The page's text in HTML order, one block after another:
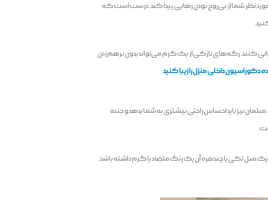
نظر شما از بی‌روح بودن رهایی پیدا کند. درست است که
کنند. رگه‌های نازکی از یک گرم می‌تواند بدون برهم زدن
دکوراسیون داخلی منزل را زیبا کنید.
نیز باید احساس راحتی بیشتری به شما بدهد و جنبه
مبل تکی یا چندنفره آن یک رنگ متضاد یا گرم داشته باشد.